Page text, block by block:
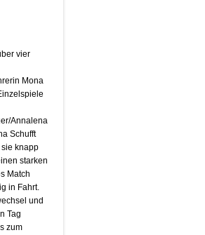
vier
Mona
Annalena
Schufft
knapp
starken
Match
in Fahrt.
und
Tag
zum